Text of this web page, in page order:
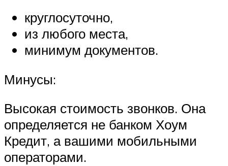
круглосуточно,
из любого места,
минимум документов.
Минусы:
Высокая стоимость звонков. Она
определяется не банком Хоум
Кредит, а вашими мобильными
операторами.